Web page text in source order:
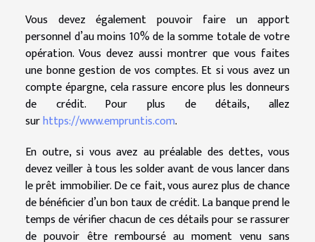
Vous devez également pouvoir faire un apport
personnel d’au moins 10% de la somme totale de votre
opération. Vous devez aussi montrer que vous faites
une bonne gestion de vos comptes. Et si vous avez un
compte épargne, cela rassure encore plus les donneurs
de crédit. Pour plus de détails, allez
surhttps://www.empruntis.com.
En outre, si vous avez au préalable des dettes, vous
devez veiller à tous les solder avant de vous lancer dans
le prêt immobilier. De ce fait, vous aurez plus de chance
de bénéficier d’un bon taux de crédit. La banque prend le
temps de vérifier chacun de ces détails pour se rassurer
de pouvoir être remboursé au moment venu sans